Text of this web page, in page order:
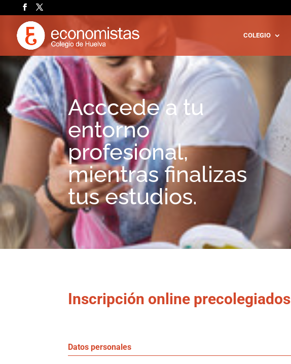
COLEGIO
Acccede a tu
entorno
profesional,
mientras finalizas
tus estudios.
Inscripción online precolegiados
Datos personales